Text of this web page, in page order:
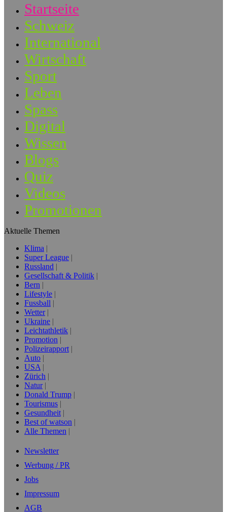
Startseite
Schweiz
International
Wirtschaft
Sport
Leben
Spass
Digital
Wissen
Blogs
Quiz
Videos
Promotionen
Aktuelle Themen
Klima
Super League
Russland
Gesellschaft & Politik
Bern
Lifestyle
Fussball
Wetter
Ukraine
Leichtathletik
Promotion
Polizeirapport
Auto
USA
Zürich
Natur
Donald Trump
Tourismus
Gesundheit
Best of watson
Alle Themen
Newsletter
Werbung / PR
Jobs
Impressum
AGB